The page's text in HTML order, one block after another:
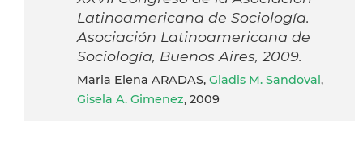
Latinoamericana de Sociología.
Asociación Latinoamericana de
Sociología, Buenos Aires, 2009.
Maria Elena ARADAS, Gladis M. Sandoval,
Gisela A. Gimenez, 2009